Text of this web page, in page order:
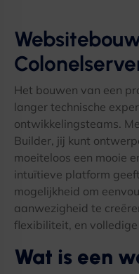
Het bouwen van een
langer technische
ontwikkelingsteams.
Builder, jij kunt
moeiteloos een mooie
intuïtieve platform
mogelijkheid om
aanwezigheid te
flexibiliteit, en
Wat is een